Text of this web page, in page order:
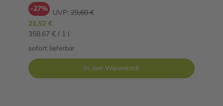
-27% UVP: 29,60 €
21,52 €
358,67 € / 1 l
sofort lieferbar
In den Warenkorb